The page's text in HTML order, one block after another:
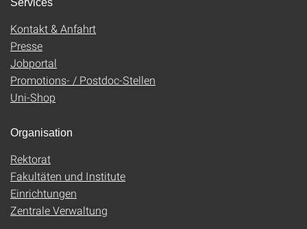
Services
Kontakt & Anfahrt
Presse
Jobportal
Promotions- / Postdoc-Stellen
Uni-Shop
Organisation
Rektorat
Fakultäten und Institute
Einrichtungen
Zentrale Verwaltung